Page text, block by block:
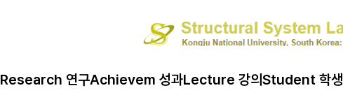
Research 연구Achievem 성과Lecture 강의Student 학생